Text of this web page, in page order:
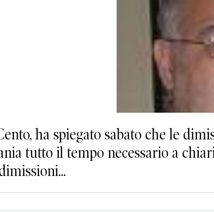
ha spiegato sabato che le
tutto il tempo necessario a